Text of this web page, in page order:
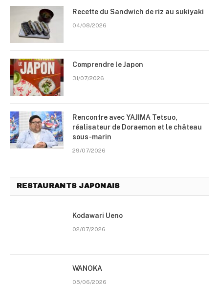
Recette du Sandwich de riz au sukiyaki
04/08/2026
Comprendre le Japon
31/07/2026
Rencontre avec YAJIMA Tetsuo,
réalisateur de Doraemon et le château
sous-marin
29/07/2026
RESTAURANTS JAPONAIS
Kodawari Ueno
02/07/2026
WANOKA
05/06/2026